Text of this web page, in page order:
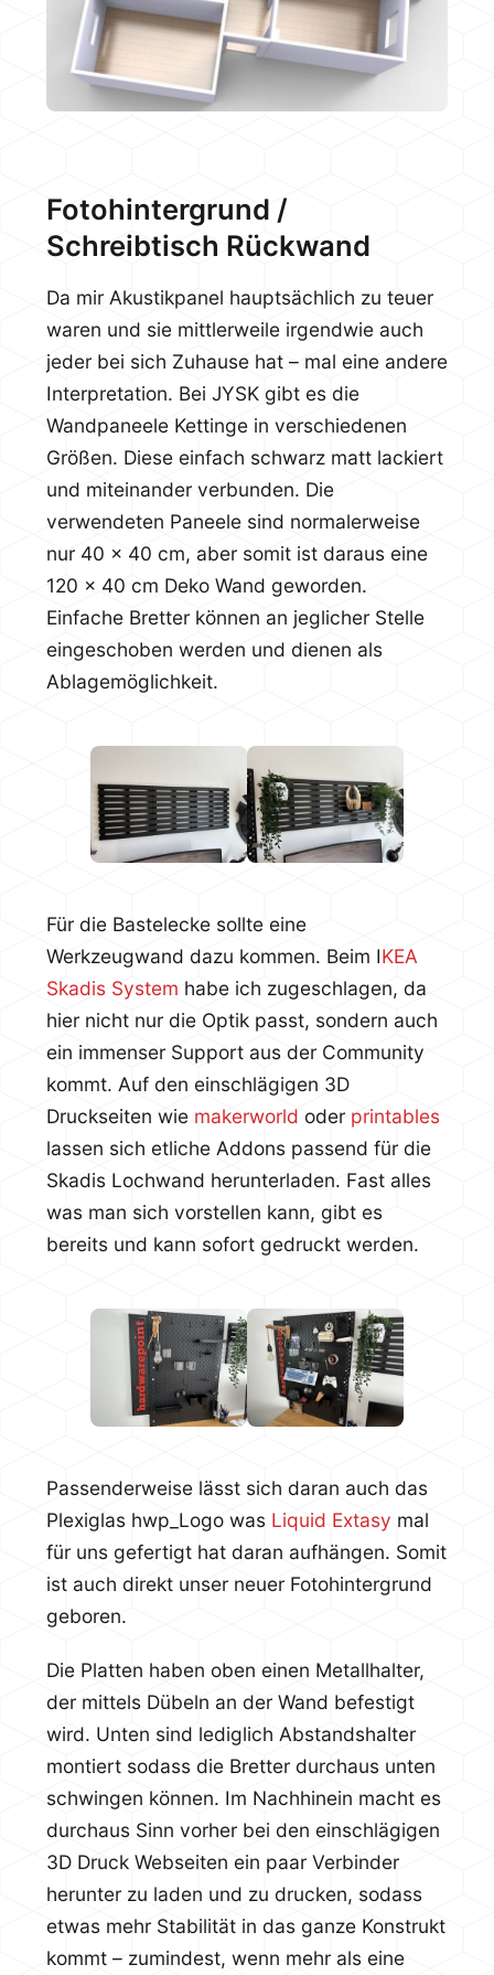
Fotohintergrund /
Schreibtisch Rückwand
Da mir Akustikpanel hauptsächlich zu teuer
waren und sie mittlerweile irgendwie auch
jeder bei sich Zuhause hat – mal eine andere
Interpretation. Bei JYSK gibt es die
Wandpaneele Kettinge in verschiedenen
Größen. Diese einfach schwarz matt lackiert
und miteinander verbunden. Die
verwendeten Paneele sind normalerweise
nur 40 x 40 cm, aber somit ist daraus eine
120 x 40 cm Deko Wand geworden.
Einfache Bretter können an jeglicher Stelle
eingeschoben werden und dienen als
Ablagemöglichkeit.
Für die Bastelecke sollte eine
Werkzeugwand dazu kommen. Beim IKEA
Skadis System habe ich zugeschlagen, da
hier nicht nur die Optik passt, sondern auch
ein immenser Support aus der Community
kommt. Auf den einschlägigen 3D
Druckseiten wie makerworld oder printables
lassen sich etliche Addons passend für die
Skadis Lochwand herunterladen. Fast alles
was man sich vorstellen kann, gibt es
bereits und kann sofort gedruckt werden.
Passenderweise lässt sich daran auch das
Plexiglas hwp_Logo was Liquid Extasy mal
für uns gefertigt hat daran aufhängen. Somit
ist auch direkt unser neuer Fotohintergrund
geboren.
Die Platten haben oben einen Metallhalter,
der mittels Dübeln an der Wand befestigt
wird. Unten sind lediglich Abstandshalter
montiert sodass die Bretter durchaus unten
schwingen können. Im Nachhinein macht es
durchaus Sinn vorher bei den einschlägigen
3D Druck Webseiten ein paar Verbinder
herunter zu laden und zu drucken, sodass
etwas mehr Stabilität in das ganze Konstrukt
kommt – zumindest, wenn mehr als eine